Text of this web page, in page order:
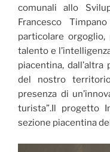
comunali allo
Francesco
particolare
talento e
piacentina,
del nostro
presenza di
turista”.Il progetto
sezione piacentina